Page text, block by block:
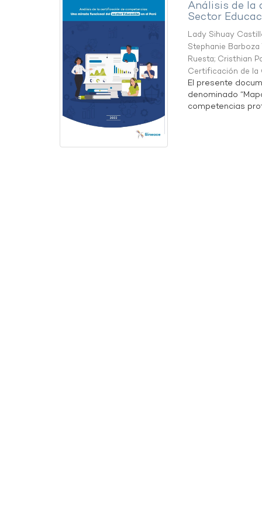
Análisis de la
Sector
Lady Sihuay
Stephanie Barboza
Ruesta; Cristhian
Certificación de la
El presente
denominado
competencias